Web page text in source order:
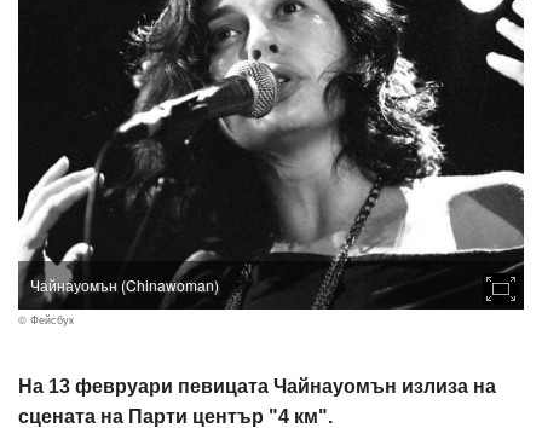
Чайнауомън (Chinawoman)
© Фейсбук
На 13 февруари певицата Чайнауомън излиза на
сцената на Парти център "4 км".